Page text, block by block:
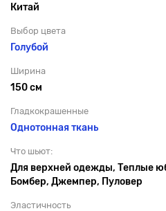
Китай
Выбор цвета
Голубой
Ширина
150 см
Гладкокрашенные
Однотонная ткань
Что шьют:
Для верхней одежды, Теплые
Бомбер, Джемпер, Пуловер
Эластичность